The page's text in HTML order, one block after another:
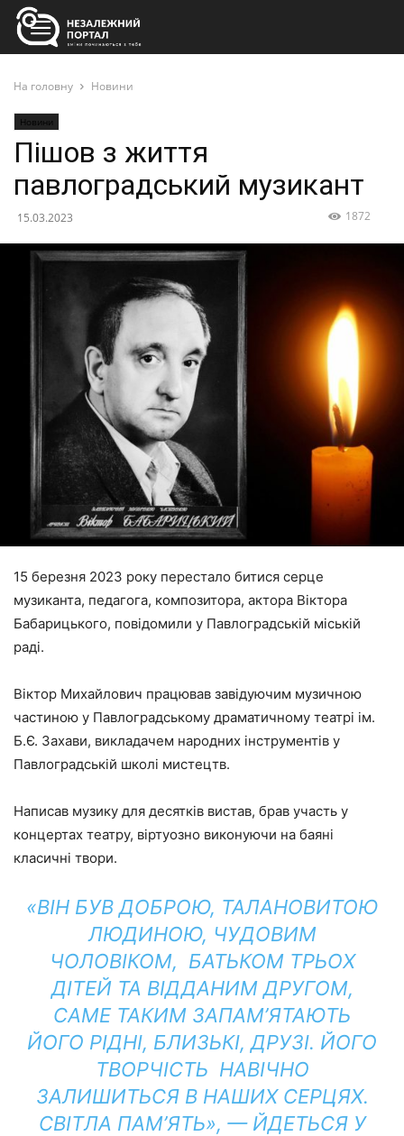
На головну Новини
Новини
Пішов з життя
павлоградський музикант
15.03.2023 1872
15 березня 2023 року перестало битися серце
музиканта, педагога, композитора, актора Віктора
Бабарицького, повідомили у Павлоградській міській
раді.
Віктор Михайлович працював завідуючим музичною
частиною у Павлоградському драматичному театрі ім.
Б.Є. Захави, викладачем народних інструментів у
Павлоградській школі мистецтв.
Написав музику для десятків вистав, брав участь у
концертах театру, віртуозно виконуючи на баяні
класичні твори.
«ВІН БУВ ДОБРОЮ, ТАЛАНОВИТОЮ
ЛЮДИНОЮ, ЧУДОВИМ
ЧОЛОВІКОМ, БАТЬКОМ ТРЬОХ
ДІТЕЙ ТА ВІДДАНИМ ДРУГОМ,
САМЕ ТАКИМ ЗАПАМ’ЯТАЮТЬ
ЙОГО РІДНІ, БЛИЗЬКІ, ДРУЗІ. ЙОГО
ТВОРЧІСТЬ НАВІЧНО
ЗАЛИШИТЬСЯ В НАШИХ СЕРЦЯХ.
СВІТЛА ПАМ’ЯТЬ», — ЙДЕТЬСЯ У